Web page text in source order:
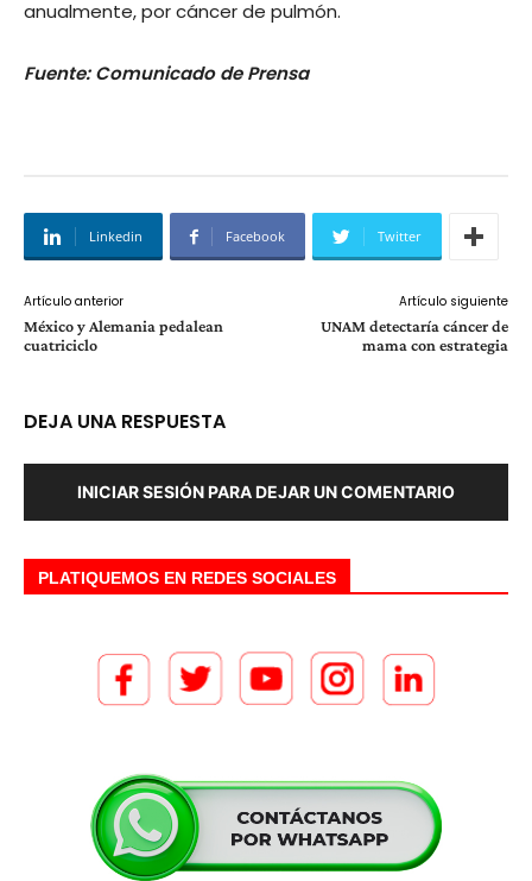
anualmente, por cáncer de pulmón.
Fuente: Comunicado de Prensa
Linkedin Facebook Twitter
Artículo anterior
México y Alemania pedalean
cuatriciclo
Artículo siguiente
UNAM detectaría cáncer de
mama con estrategia
DEJA UNA RESPUESTA
INICIAR SESIÓN PARA DEJAR UN COMENTARIO
PLATIQUEMOS EN REDES SOCIALES